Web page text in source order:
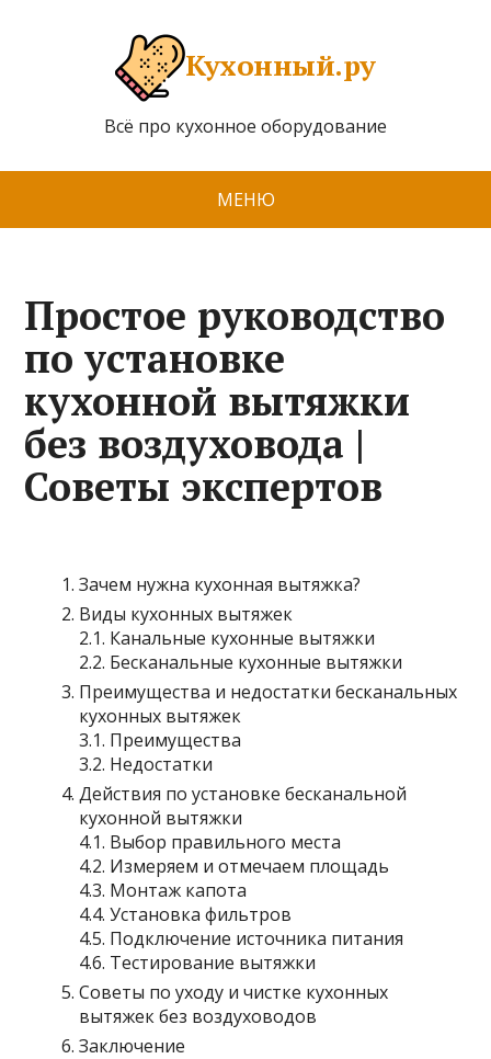
Кухонный.ру
Всё про кухонное оборудование
МЕНЮ
Простое руководство
по установке
кухонной вытяжки
без воздуховода |
Советы экспертов
Зачем нужна кухонная вытяжка?
Виды кухонных вытяжек
2.1. Канальные кухонные вытяжки
2.2. Бесканальные кухонные вытяжки
Преимущества и недостатки бесканальных
кухонных вытяжек
3.1. Преимущества
3.2. Недостатки
Действия по установке бесканальной
кухонной вытяжки
4.1. Выбор правильного места
4.2. Измеряем и отмечаем площадь
4.3. Монтаж капота
4.4. Установка фильтров
4.5. Подключение источника питания
4.6. Тестирование вытяжки
Советы по уходу и чистке кухонных
вытяжек без воздуховодов
Заключение